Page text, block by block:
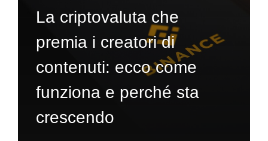
La criptovaluta che
premia i creatori di
contenuti: ecco come
funziona e perché sta
crescendo